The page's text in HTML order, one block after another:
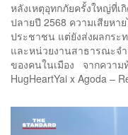
หลังเหตุอุทกภัยครั้งใหญ่ที่เ
ปลายปี 2568 ความเสียหา
ประชาชน แต่ยังส่งผลกระ
และหน่วยงานสาธารณะจ
ของคนในเมือง จากความ
HugHeartYai x Agoda –